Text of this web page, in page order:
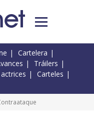
Cartelera
Tráilers
Carteles